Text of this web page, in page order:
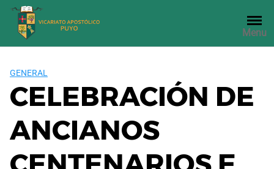
Saltar
contenido
Menu
GENERAL
CELEBRACIÓN DE
ANCIANOS